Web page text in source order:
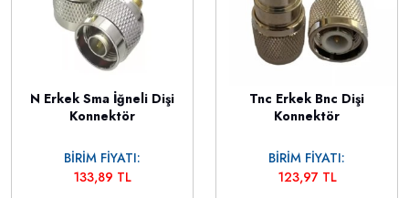
N Erkek Sma İğneli Dişi
Konnektör
BİRİM FİYATI:
133,89 TL
Tnc Erkek Bnc Dişi
Konnektör
BİRİM FİYATI:
123,97 TL